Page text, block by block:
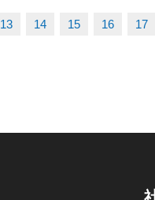
13 14 15 16 17